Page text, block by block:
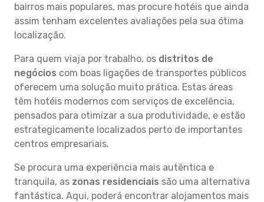
bairros mais populares, mas procure hotéis que ainda
assim tenham excelentes avaliações pela sua ótima
localização.
Para quem viaja por trabalho, os distritos de
negócios com boas ligações de transportes públicos
oferecem uma solução muito prática. Estas áreas
têm hotéis modernos com serviços de excelência,
pensados para otimizar a sua produtividade, e estão
estrategicamente localizados perto de importantes
centros empresariais.
Se procura uma experiência mais autêntica e
tranquila, as zonas residenciais são uma alternativa
fantástica. Aqui, poderá encontrar alojamentos mais